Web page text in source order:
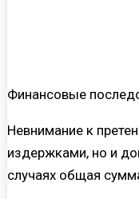
Финансовые
Невнимание к
издержками, но и
случаях общая